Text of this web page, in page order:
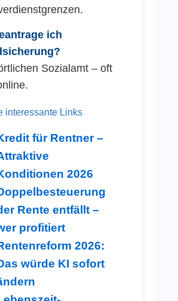
ich
Sozialamt – oft
interessante Links
für Rentner –
2026
Rente entfällt –
profitiert
2026:
würde KI sofort